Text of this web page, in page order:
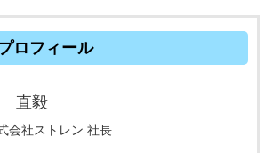
ロフィール
直毅
会社ストレン 社長